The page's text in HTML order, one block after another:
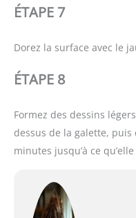
ÉTAPE 7
Dorez la surface avec le
ÉTAPE 8
Formez des dessins
dessus de la galette,
minutes jusqu’à ce